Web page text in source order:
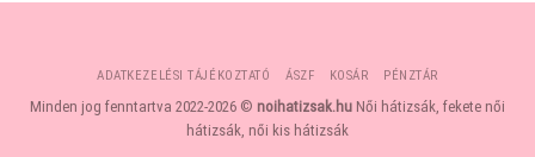
ADATKEZELÉSI TÁJÉKOZTATÓ ÁSZF KOSÁR PÉNZTÁR
Minden jog fenntartva 2022-2026 © noihatizsak.hu Női hátizsák, fekete női
hátizsák, női kis hátizsák